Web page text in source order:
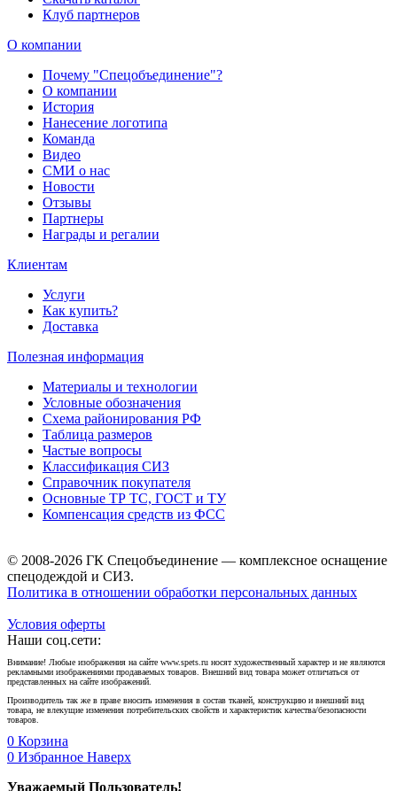
Клуб партнеров
О компании
Почему "Спецобъединение"?
О компании
История
Нанесение логотипа
Команда
Видео
СМИ о нас
Новости
Отзывы
Партнеры
Награды и регалии
Клиентам
Услуги
Как купить?
Доставка
Полезная информация
Материалы и технологии
Условные обозначения
Схема районирования РФ
Таблица размеров
Частые вопросы
Классификация СИЗ
Справочник покупателя
Основные ТР ТС, ГОСТ и ТУ
Компенсация средств из ФСС
© 2008-2026 ГК Спецобъединение — комплексное оснащение
спецодеждой и СИЗ.
Политика в отношении обработки персональных данных
Условия оферты
Наши соц.сети:
Внимание! Любые изображения на сайте www.spets.ru носят художественный характер и не являются
рекламными изображениями продаваемых товаров. Внешний вид товара может отличаться от
представленных на сайте изображений.
Производитель так же в праве вносить изменения в состав тканей, конструкцию и внешний вид
товара, не влекущие изменения потребительских свойств и характеристик качества/безопасности
товаров.
0 Корзина
0 Избранное Наверх
Уважаемый Пользователь!